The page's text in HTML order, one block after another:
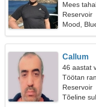
Mees
Reservoir
Mood,
Callum
46 aastat
Töötan
Reservoir
Tõeline